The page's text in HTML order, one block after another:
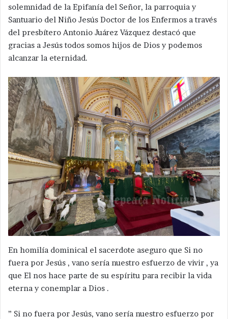
solemnidad de la Epifanía del Señor, la parroquia y
Santuario del Niño Jesús Doctor de los Enfermos a través
del presbítero Antonio Juárez Vázquez destacó que
gracias a Jesús todos somos hijos de Dios y podemos
alcanzar la eternidad.
En homilía dominical el sacerdote aseguro que Si no
fuera por Jesús , vano sería nuestro esfuerzo de vivir , ya
que El nos hace parte de su espíritu para recibir la vida
eterna y conemplar a Dios .
” Si no fuera por Jesús, vano sería nuestro esfuerzo por